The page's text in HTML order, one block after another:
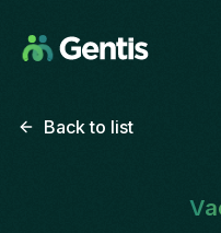
Back to list